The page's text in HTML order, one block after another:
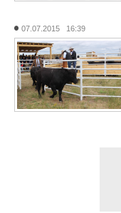
07.07.2015 16:39